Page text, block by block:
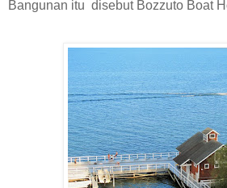
Bangunan itu disebut Bozzuto Boat